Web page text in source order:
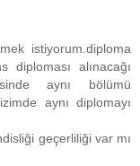
istiyorum.diploma
alınacağı
aynı bölümü
aynı diplomayı
geçerliliği var mı